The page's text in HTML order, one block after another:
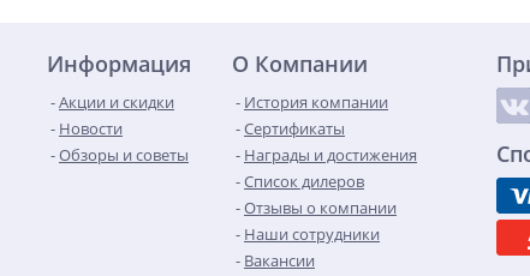
Информация
Акции и скидки
Новости
Обзоры и советы
О Компании
История компании
Сертификаты
Награды и достижения
Список дилеров
Отзывы о компании
Наши сотрудники
Вакансии